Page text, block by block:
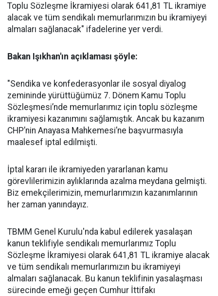
Toplu Sözleşme İkramiyesi olarak 641,81 TL ikramiye
alacak ve tüm sendikalı memurlarımızın bu ikramiyeyi
almaları sağlanacak" ifadelerine yer verdi.
Bakan Işıkhan'ın açıklaması şöyle:
"Sendika ve konfederasyonlar ile sosyal diyalog
zemininde yürüttüğümüz 7. Dönem Kamu Toplu
Sözleşmesi’nde memurlarımız için toplu sözleşme
ikramiyesi kazanımını sağlamıştık. Ancak bu kazanım
CHP’nin Anayasa Mahkemesi’ne başvurmasıyla
maalesef iptal edilmişti.
İptal kararı ile ikramiyeden yararlanan kamu
görevlilerimizin aylıklarında azalma meydana gelmişti.
Biz emekçilerimizin, memurlarımızın kazanımlarının
her zaman yanındayız.
TBMM Genel Kurulu'nda kabul edilerek yasalaşan
kanun teklifiyle sendikalı memurlarımız Toplu
Sözleşme İkramiyesi olarak 641,81 TL ikramiye alacak
ve tüm sendikalı memurlarımızın bu ikramiyeyi
almaları sağlanacak. Bu kanun teklifinin yasalaşması
sürecinde emeği geçen Cumhur İttifakı